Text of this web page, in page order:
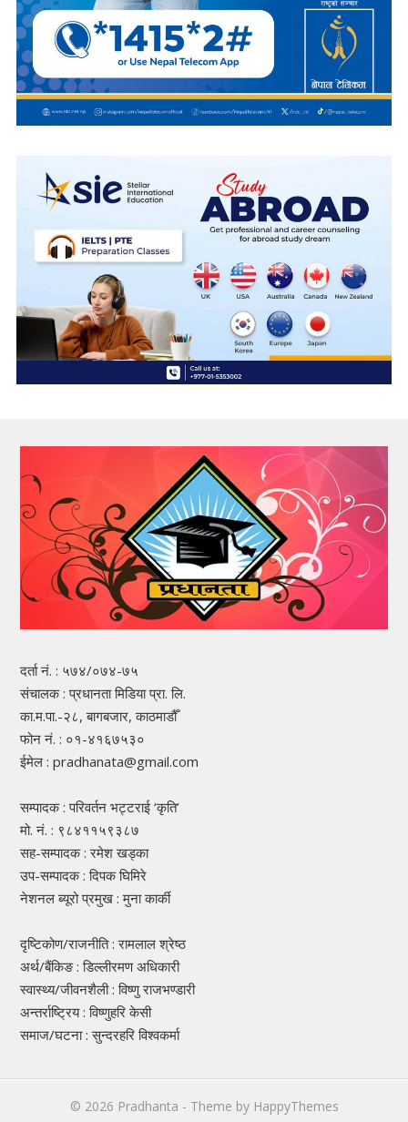
दर्ता नं. : ५७४/०७४-७५
संचालक : प्रधानता मिडिया प्रा. लि.
का.म.पा.-२८, बागबजार, काठमाडौँ
फोन नं. : ०१-४१६७५३०
ईमेल : pradhanata@gmail.com
सम्पादक : परिवर्तन भट्टराई ‘कृति’
मो. नं. : ९८४११५९३८७
सह-सम्पादक : रमेश खड्का
उप-सम्पादक : दिपक घिमिरे
नेशनल ब्यूरो प्रमुख : मुना कार्की
दृष्टिकोण/राजनीति : रामलाल श्रेष्ठ
अर्थ/बैंकिङ : डिल्लीरमण अधिकारी
स्वास्थ्य/जीवनशैली : विष्णु राजभण्डारी
अन्तर्राष्ट्रिय : विष्णुहरि केसी
समाज/घटना : सुन्दरहरि विश्वकर्मा
© 2026 Pradhanta - Theme by HappyThemes